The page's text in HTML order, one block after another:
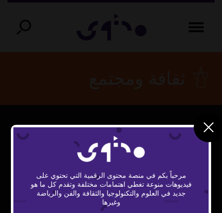
This
The Video Cloud video was not found.
VIDEO_CLOUD_ERR_VIDEO_NOT_FOUND
Session ID:2026-08-06:25d4cb4dd481a909c374f063
vidbcove
Modal
Dialog
مرحباً بكم في منصة محتوى الرقمية التي تحتوي على
فيديوهات منوعة تغطي اهتمامات مختلفة وتقدم كل ما هو
جديد في العلوم والتكنولوجيا والثقافة والفن والرياضة
وغيرها